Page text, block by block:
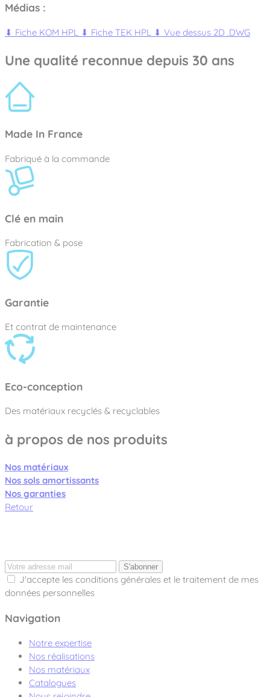
Médias :
⬇ Fiche KOM HPL ⬇ Fiche TEK HPL ⬇ Vue dessus 2D .DWG
Une qualité reconnue depuis 30 ans
Made In France
Fabriqué à la commande
Clé en main
Fabrication & pose
Garantie
Et contrat de maintenance
Eco-conception
Des matériaux recyclés & recyclables
à propos de nos produits
Nos matériaux
Nos sols amortissants
Nos garanties
Retour
S'abonner
J'accepte les conditions générales et le traitement de mes
données personnelles
Navigation
Notre expertise
Nos réalisations
Nos matériaux
Catalogues